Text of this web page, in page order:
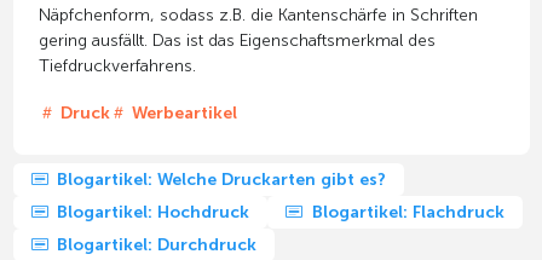
Näpfchenform, sodass z.B. die Kantenschärfe in Schriften
gering ausfällt. Das ist das Eigenschaftsmerkmal des
Tiefdruckverfahrens.
Druck Werbeartikel
Blogartikel: Welche Druckarten gibt es?
Blogartikel: Hochdruck
Blogartikel: Flachdruck
Blogartikel: Durchdruck